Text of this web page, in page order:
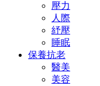
壓力
人際
紓壓
睡眠
保養抗老
醫美
美容